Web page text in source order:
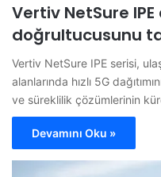
Vertiv NetSure IPE
doğrultucusunu
Vertiv NetSure IPE serisi,
alanlarında hızlı 5G
ve süreklilik çözümlerinin
Devamını Oku »